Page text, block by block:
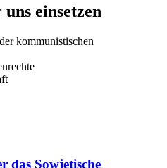
einsetzen
kommunistischen
das Sowjetische